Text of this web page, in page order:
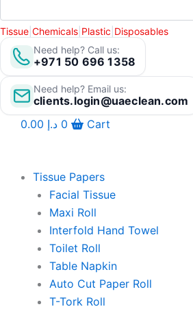
Tissue Chemicals Plastic Disposables
Need help? Call us:
+971 50 696 1358
Need help? Email us:
clients.login@uaeclean.com
د.إ 0 Cart
Tissue Papers
Facial Tissue
Maxi Roll
Interfold Hand Towel
Toilet Roll
Table Napkin
Auto Cut Paper Roll
T-Tork Roll